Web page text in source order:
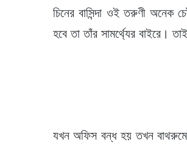
চিনের বাসিন্দা ওই তরুণী অনেক
হবে তা তাঁর সামর্থ্যের বাইরে।
যখন অফিস বন্ধ হয় তখন